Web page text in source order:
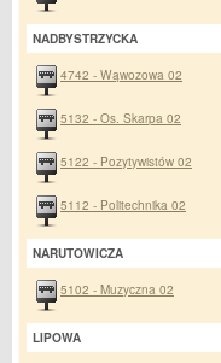
NADBYSTRZYCKA
4742 - Wąwozowa 02
5132 - Os. Skarpa 02
5122 - Pozytywistów 02
5112 - Politechnika 02
NARUTOWICZA
5102 - Muzyczna 02
LIPOWA